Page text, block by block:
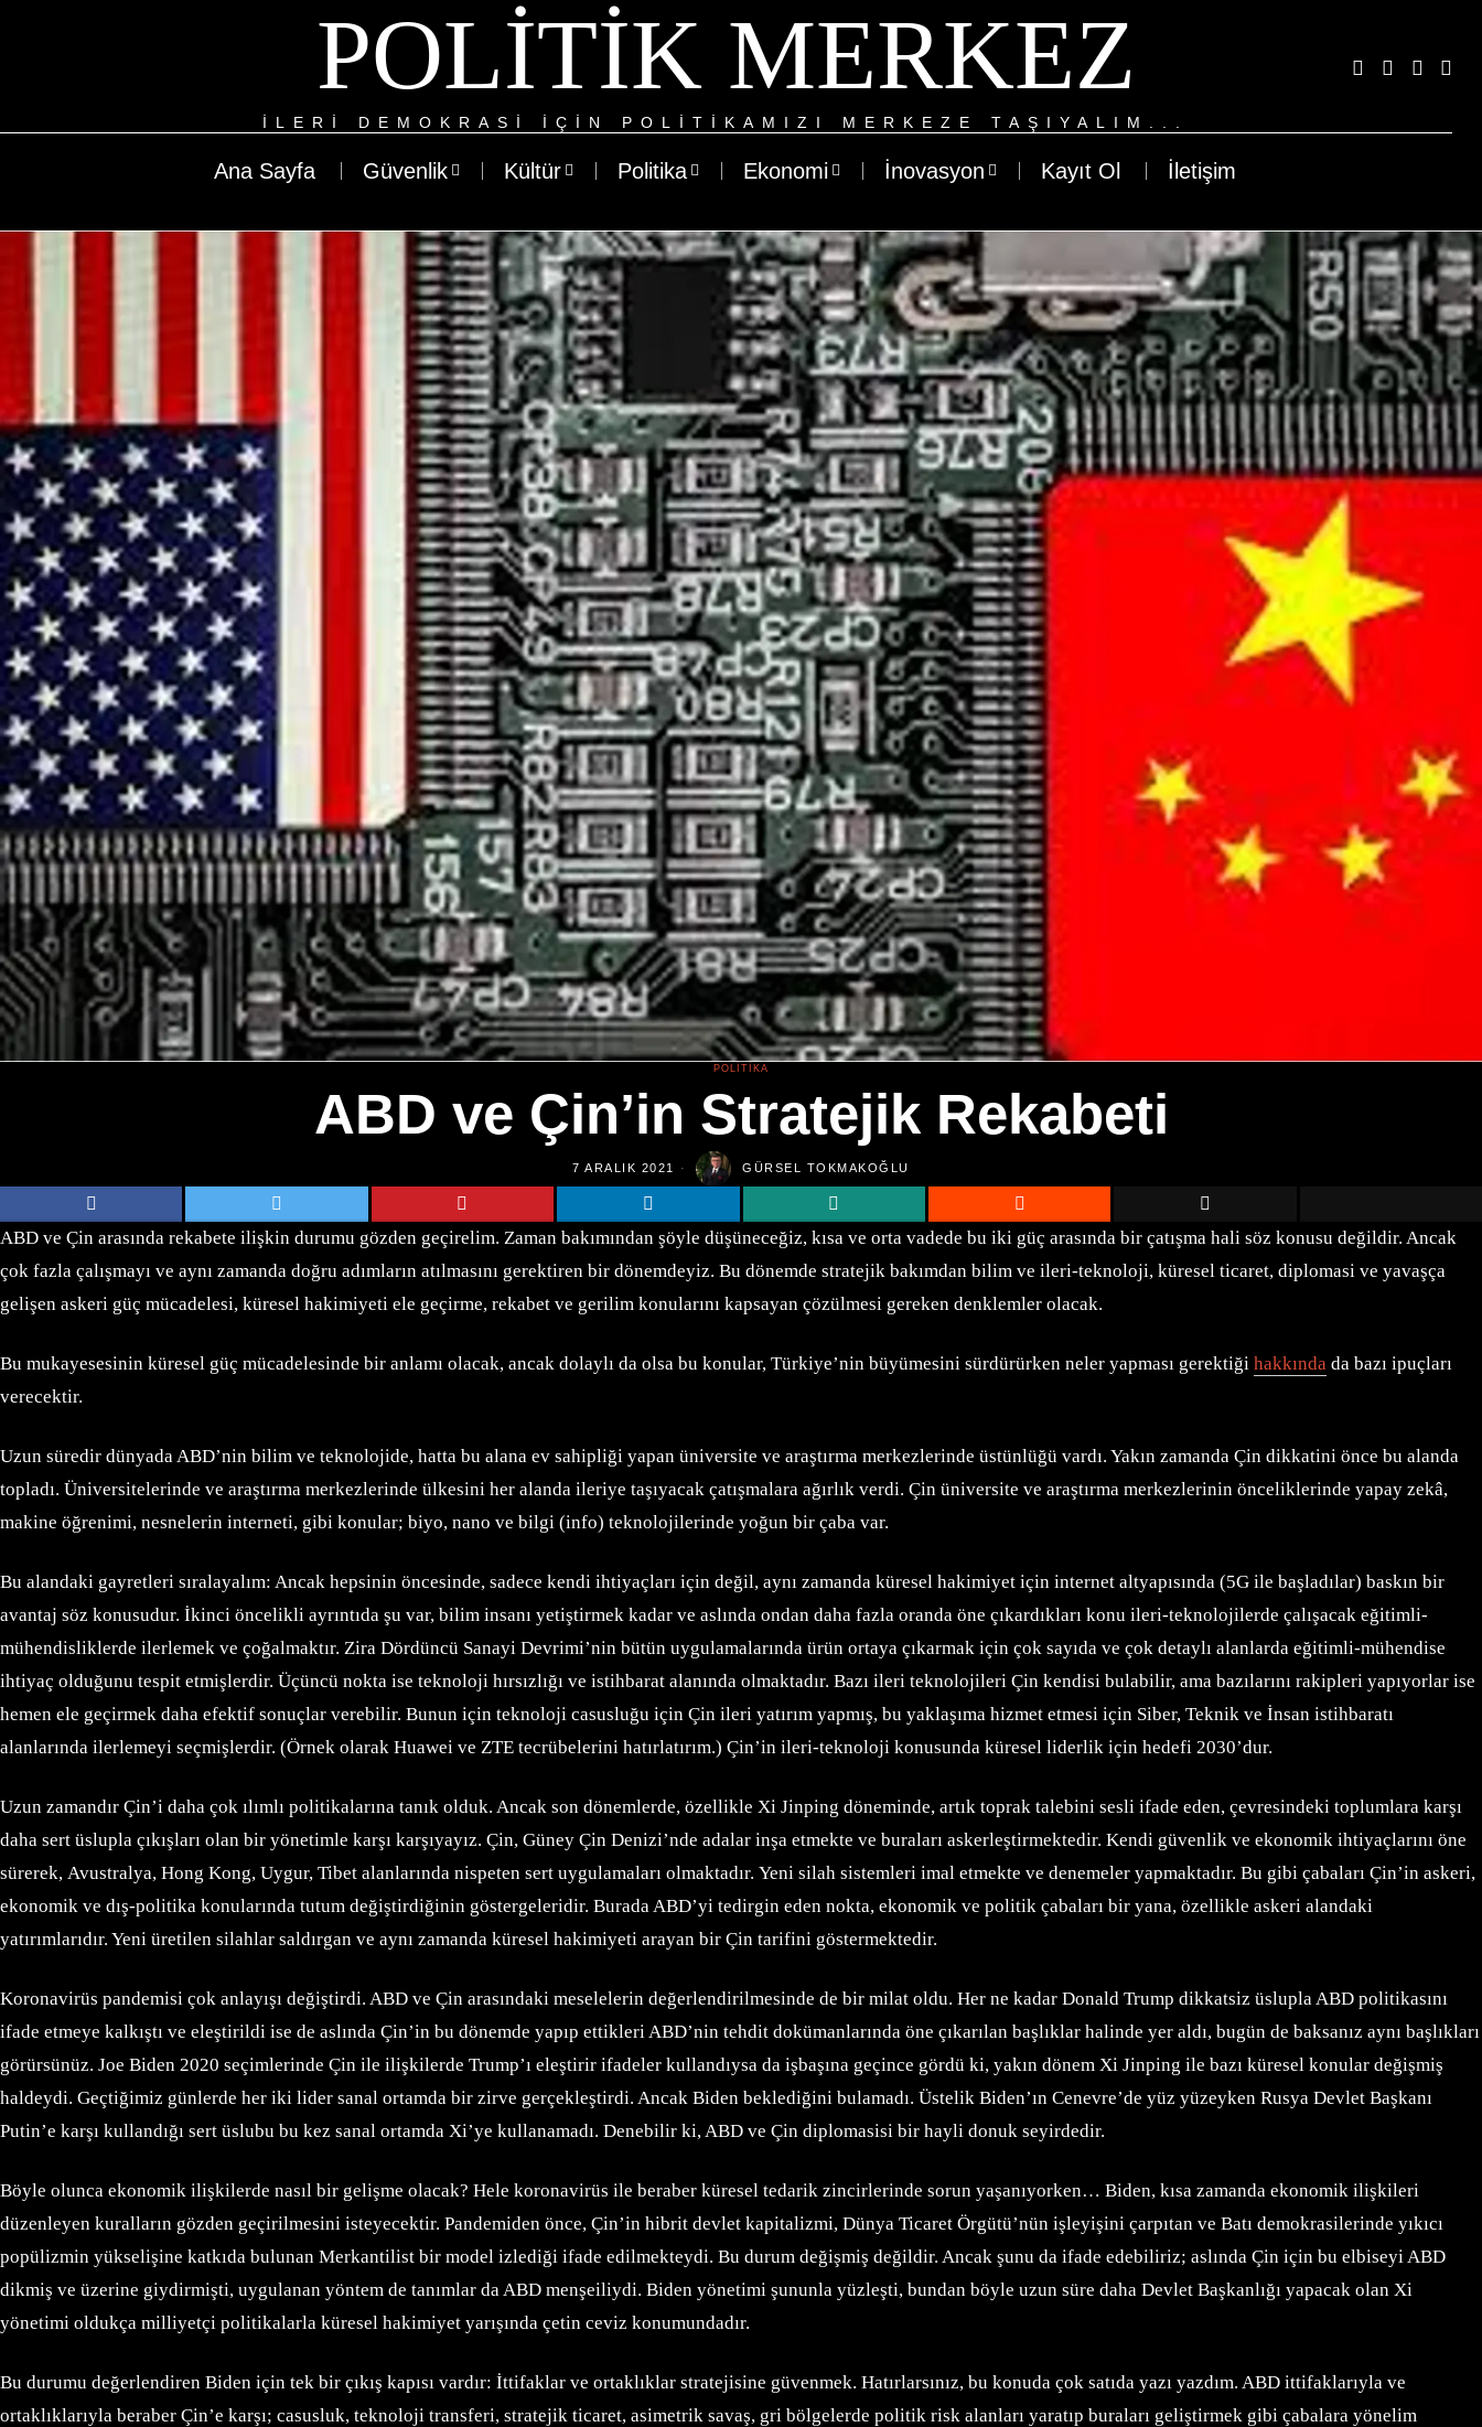
POLITIK MERKEZ
ILERI DEMOKRASI IÇIN POLITIKAMIZI MERKEZE TAŞIYALIM...
Ana Sayfa Güvenlik Kültür Politika Ekonomi İnovasyon Kayıt Ol İletişim
POLITIKA
ABD ve Çin’in Stratejik Rekabeti
7 ARALIK 2021 GÜRSEL TOKMAKOĞLU
ABD ve Çin arasında rekabete ilişkin durumu gözden geçirelim. Zaman bakımından şöyle düşüneceğiz, kısa ve orta vadede bu iki güç arasında bir çatışma hali söz konusu değildir. Ancak
çok fazla çalışmayı ve aynı zamanda doğru adımların atılmasını gerektiren bir dönemdeyiz. Bu dönemde stratejik bakımdan bilim ve ileri-teknoloji, küresel ticaret, diplomasi ve yavaşça
gelişen askeri güç mücadelesi, küresel hakimiyeti ele geçirme, rekabet ve gerilim konularını kapsayan çözülmesi gereken denklemler olacak.
Bu mukayesesinin küresel güç mücadelesinde bir anlamı olacak, ancak dolaylı da olsa bu konular, Türkiye’nin büyümesini sürdürürken neler yapması gerektiği hakkında da bazı ipuçları
verecektir.
Uzun süredir dünyada ABD’nin bilim ve teknolojide, hatta bu alana ev sahipliği yapan üniversite ve araştırma merkezlerinde üstünlüğü vardı. Yakın zamanda Çin dikkatini önce bu alanda
topladı. Üniversitelerinde ve araştırma merkezlerinde ülkesini her alanda ileriye taşıyacak çatışmalara ağırlık verdi. Çin üniversite ve araştırma merkezlerinin önceliklerinde yapay zekâ,
makine öğrenimi, nesnelerin interneti, gibi konular; biyo, nano ve bilgi (info) teknolojilerinde yoğun bir çaba var.
Bu alandaki gayretleri sıralayalım: Ancak hepsinin öncesinde, sadece kendi ihtiyaçları için değil, aynı zamanda küresel hakimiyet için internet altyapısında (5G ile başladılar) baskın bir
avantaj söz konusudur. İkinci öncelikli ayrıntıda şu var, bilim insanı yetiştirmek kadar ve aslında ondan daha fazla oranda öne çıkardıkları konu ileri-teknolojilerde çalışacak eğitimli-
mühendisliklerde ilerlemek ve çoğalmaktır. Zira Dördüncü Sanayi Devrimi’nin bütün uygulamalarında ürün ortaya çıkarmak için çok sayıda ve çok detaylı alanlarda eğitimli-mühendise
ihtiyaç olduğunu tespit etmişlerdir. Üçüncü nokta ise teknoloji hırsızlığı ve istihbarat alanında olmaktadır. Bazı ileri teknolojileri Çin kendisi bulabilir, ama bazılarını rakipleri yapıyorlar ise
hemen ele geçirmek daha efektif sonuçlar verebilir. Bunun için teknoloji casusluğu için Çin ileri yatırım yapmış, bu yaklaşıma hizmet etmesi için Siber, Teknik ve İnsan istihbaratı
alanlarında ilerlemeyi seçmişlerdir. (Örnek olarak Huawei ve ZTE tecrübelerini hatırlatırım.) Çin’in ileri-teknoloji konusunda küresel liderlik için hedefi 2030’dur.
Uzun zamandır Çin’i daha çok ılımlı politikalarına tanık olduk. Ancak son dönemlerde, özellikle Xi Jinping döneminde, artık toprak talebini sesli ifade eden, çevresindeki toplumlara karşı
daha sert üslupla çıkışları olan bir yönetimle karşı karşıyayız. Çin, Güney Çin Denizi’nde adalar inşa etmekte ve buraları askerleştirmektedir. Kendi güvenlik ve ekonomik ihtiyaçlarını öne
sürerek, Avustralya, Hong Kong, Uygur, Tibet alanlarında nispeten sert uygulamaları olmaktadır. Yeni silah sistemleri imal etmekte ve denemeler yapmaktadır. Bu gibi çabaları Çin’in askeri,
ekonomik ve dış-politika konularında tutum değiştirdiğinin göstergeleridir. Burada ABD’yi tedirgin eden nokta, ekonomik ve politik çabaları bir yana, özellikle askeri alandaki
yatırımlarıdır. Yeni üretilen silahlar saldırgan ve aynı zamanda küresel hakimiyeti arayan bir Çin tarifini göstermektedir.
Koronavirüs pandemisi çok anlayışı değiştirdi. ABD ve Çin arasındaki meselelerin değerlendirilmesinde de bir milat oldu. Her ne kadar Donald Trump dikkatsiz üslupla ABD politikasını
ifade etmeye kalkıştı ve eleştirildi ise de aslında Çin’in bu dönemde yapıp ettikleri ABD’nin tehdit dokümanlarında öne çıkarılan başlıklar halinde yer aldı, bugün de baksanız aynı başlıkları
görürsünüz. Joe Biden 2020 seçimlerinde Çin ile ilişkilerde Trump’ı eleştirir ifadeler kullandıysa da işbaşına geçince gördü ki, yakın dönem Xi Jinping ile bazı küresel konular değişmiş
haldeydi. Geçtiğimiz günlerde her iki lider sanal ortamda bir zirve gerçekleştirdi. Ancak Biden beklediğini bulamadı. Üstelik Biden’ın Cenevre’de yüz yüzeyken Rusya Devlet Başkanı
Putin’e karşı kullandığı sert üslubu bu kez sanal ortamda Xi’ye kullanamadı. Denebilir ki, ABD ve Çin diplomasisi bir hayli donuk seyirdedir.
Böyle olunca ekonomik ilişkilerde nasıl bir gelişme olacak? Hele koronavirüs ile beraber küresel tedarik zincirlerinde sorun yaşanıyorken… Biden, kısa zamanda ekonomik ilişkileri
düzenleyen kuralların gözden geçirilmesini isteyecektir. Pandemiden önce, Çin’in hibrit devlet kapitalizmi, Dünya Ticaret Örgütü’nün işleyişini çarpıtan ve Batı demokrasilerinde yıkıcı
popülizmin yükselişine katkıda bulunan Merkantilist bir model izlediği ifade edilmekteydi. Bu durum değişmiş değildir. Ancak şunu da ifade edebiliriz; aslında Çin için bu elbiseyi ABD
dikmiş ve üzerine giydirmişti, uygulanan yöntem de tanımlar da ABD menşeiliydi. Biden yönetimi şununla yüzleşti, bundan böyle uzun süre daha Devlet Başkanlığı yapacak olan Xi
yönetimi oldukça milliyetçi politikalarla küresel hakimiyet yarışında çetin ceviz konumundadır.
Bu durumu değerlendiren Biden için tek bir çıkış kapısı vardır: İttifaklar ve ortaklıklar stratejisine güvenmek. Hatırlarsınız, bu konuda çok satıda yazı yazdım. ABD ittifaklarıyla ve
ortaklıklarıyla beraber Çin’e karşı; casusluk, teknoloji transferi, stratejik ticaret, asimetrik savaş, gri bölgelerde politik risk alanları yaratıp buraları geliştirmek gibi çabalara yönelim